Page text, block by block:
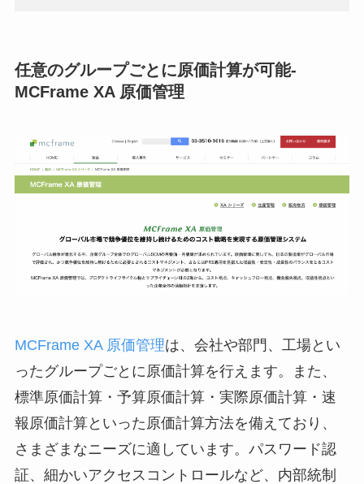
任意のグループごとに原価計算が可能-
MCFrame XA 原価管理
MCFrame XA 原価管理は、会社や部門、工場とい
ったグループごとに原価計算を行えます。また、
標準原価計算・予算原価計算・実際原価計算・速
報原価計算といった原価計算方法を備えており、
さまざまなニーズに適しています。パスワード認
証、細かいアクセスコントロールなど、内部統制